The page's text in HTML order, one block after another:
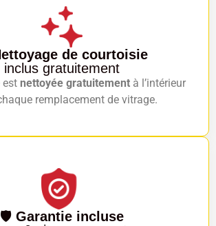
de courtoisie
inclus gratuitement
est nettoyée gratuitementà l’intérieur
remplacement de vitrage.
🛡️ Garantie incluse